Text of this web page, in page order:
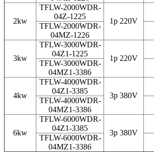
2kw
TFLW-2000WDR-
04Z-1225
1p 220V
TFLW-2000WDR-
04MZ-1226
3kw
TFLW-3000WDR-
04Z1-1225
1p 220V
TFLW-3000WDR-
04MZ1-3386
4kw
TFLW-4000WDR-
04Z1-3385
3p 380V
TFLW-4000WDR-
04MZ1-3386
6kw
TFLW-6000WDR-
04Z1-3385
3p 380V
TFLW-6000WDR-
04MZ1-3386